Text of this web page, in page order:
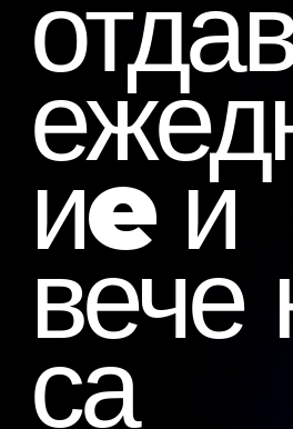
О.
иe и
вече
са